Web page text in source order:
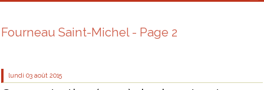
Fourneau Saint-Michel - Page 2
lundi 03 août 2015